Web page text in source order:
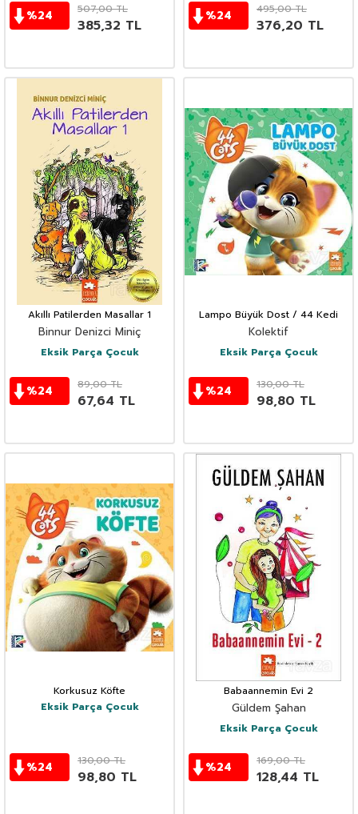
%24 507,00TL
385,32 TL
%24 495,00TL
376,20 TL
Akıllı Patilerden Masallar 1
Binnur Denizci Miniç
Eksik Parça Çocuk
%24 89,00TL
67,64 TL
Lampo Büyük Dost / 44 Kedi
Kolektif
Eksik Parça Çocuk
%24 130,00TL
98,80 TL
Korkusuz Köfte
Eksik Parça Çocuk
%24 130,00TL
98,80 TL
Babaannemin Evi 2
Güldem Şahan
Eksik Parça Çocuk
%24 169,00TL
128,44 TL